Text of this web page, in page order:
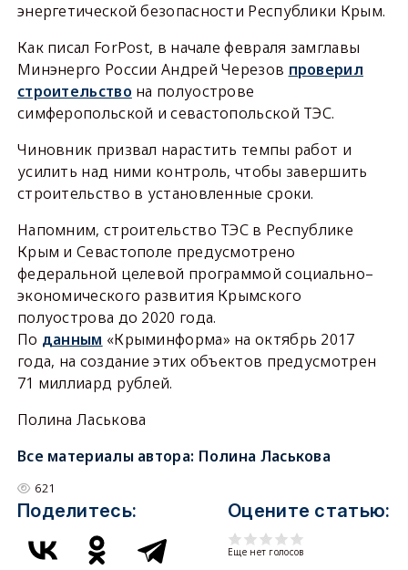
энергетической безопасности Республики Крым.
Как писал ForPost, в начале февраля замглавы
Минэнерго России Андрей Черезов проверил
строительство на полуострове
симферопольской и севастопольской ТЭС.
Чиновник призвал нарастить темпы работ и
усилить над ними контроль, чтобы завершить
строительство в установленные сроки.
Напомним, строительство ТЭС в Республике
Крым и Севастополе предусмотрено
федеральной целевой программой социально–
экономического развития Крымского
полуострова до 2020 года.
По данным «Крыминформа» на октябрь 2017
года, на создание этих объектов предусмотрен
71 миллиард рублей.
Полина Ласькова
Все материалы автора: Полина Ласькова
621
Поделитесь: Оцените статью:
Еще нет голосов